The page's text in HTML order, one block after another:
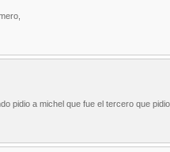
pidio a michel que fue el tercero que